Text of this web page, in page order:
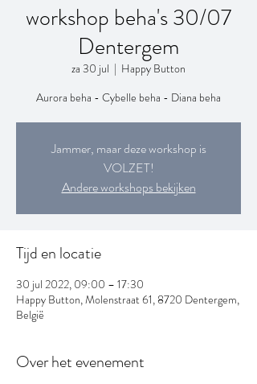
workshop beha's 30/07
Dentergem
za 30 jul
  |
Happy Button
Aurora beha - Cybelle beha - Diana beha
Jammer, maar deze workshop is
VOLZET!
Andere workshops bekijken
Tijd en locatie
30 jul 2022, 09:00 – 17:30
Happy Button, Molenstraat 61, 8720 Dentergem,
België
Over het evenement